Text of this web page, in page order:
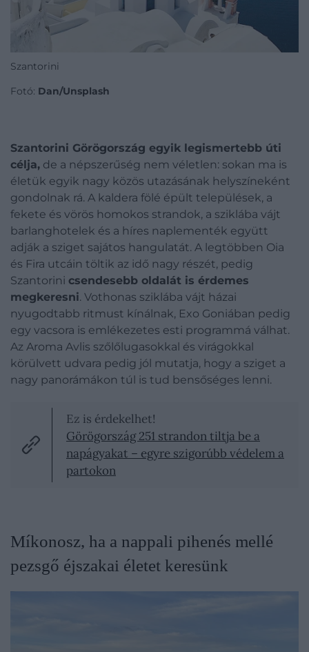
Szantorini
Fotó: Dan/Unsplash
Szantorini Görögország egyik legismertebb úti
célja, de a népszerűség nem véletlen: sokan ma is
életük egyik nagy közös utazásának helyszíneként
gondolnak rá. A kaldera fölé épült települések, a
fekete és vörös homokos strandok, a sziklába vájt
barlanghotelek és a híres naplementék együtt
adják a sziget sajátos hangulatát. A legtöbben Oia
és Fira utcáin töltik az idő nagy részét, pedig
Szantorini csendesebb oldalát is érdemes
megkeresni. Vothonas sziklába vájt házai
nyugodtabb ritmust kínálnak, Exo Goniában pedig
egy vacsora is emlékezetes esti programmá válhat.
Az Aroma Avlis szőlőlugasokkal és virágokkal
körülvett udvara pedig jól mutatja, hogy a sziget a
nagy panorámákon túl is tud bensőséges lenni.
Ez is érdekelhet!
Görögország 251 strandon tiltja be a
napágyakat – egyre szigorúbb védelem a
partokon
Míkonosz, ha a nappali pihenés mellé
pezsgő éjszakai életet keresünk